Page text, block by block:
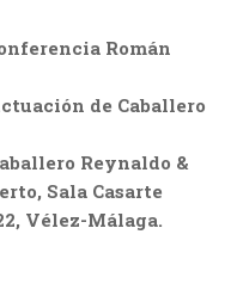
Román
de Caballero
Reynaldo &
Sala Casarte
Vélez-Málaga.